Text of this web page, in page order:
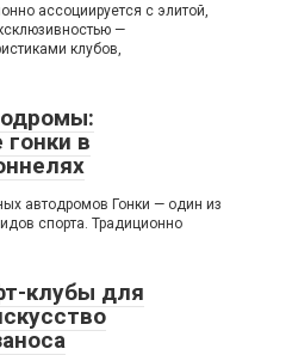
ассоциируется с элитой,
—
клубов,
в
автодромов Гонки — один из
спорта. Традиционно
клубы для